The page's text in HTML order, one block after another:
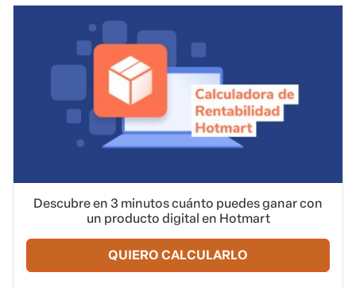
Descubre en 3 minutos cuánto puedes ganar con
un producto digital en Hotmart
QUIERO CALCULARLO